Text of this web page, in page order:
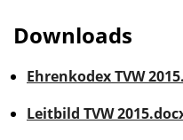
Downloads
Ehrenkodex TVW
Leitbild TVW